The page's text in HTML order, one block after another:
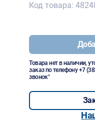
Код товара:
Товара нет в наличии,
заказ по телефону+7
звонок"